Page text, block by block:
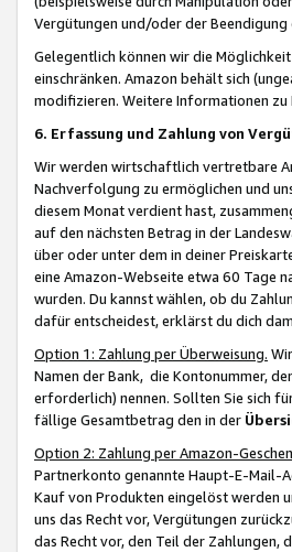
Vergütungen und/oder der
Gelegentlich können wir die
einschränken. Amazon behält sich
modifizieren. Weitere Informationen
6. Erfassung und Zahlung von
Wir werden wirtschaftlich vertretbare
Nachverfolgung zu ermöglichen und
diesem Monat verdient hast,
auf den nächsten Betrag in der
über oder unter dem in deiner
eine Amazon-Webseite etwa 60 Tage
wurden. Du kannst wählen, ob du
dafür entscheidest, erklärst du dich
Option 1: Zahlung per Überweisung.
Namen der Bank, die Kontonummer,
erforderlich) nennen. Sollten Sie sich
fällige Gesamtbetrag den in der
Option 2: Zahlung per Amazon-
Partnerkonto genannte Haupt-E-Mail-
Kauf von Produkten eingelöst werden
uns das Recht vor, Vergütungen
das Recht vor, den Teil der